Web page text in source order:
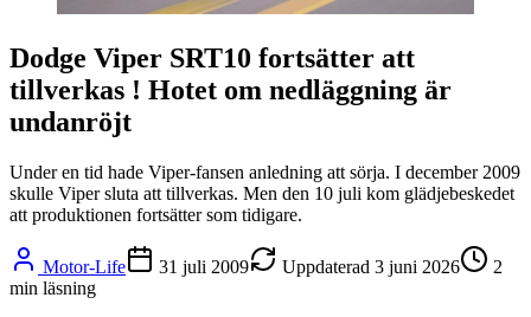
Dodge Viper SRT10 fortsätter att
tillverkas ! Hotet om nedläggning är
undanröjt
Under en tid hade Viper-fansen anledning att sörja. I december 2009
skulle Viper sluta att tillverkas. Men den 10 juli kom glädjebeskedet
att produktionen fortsätter som tidigare.
Motor-Life 31 juli 2009 Uppdaterad 3 juni 2026
2
min läsning